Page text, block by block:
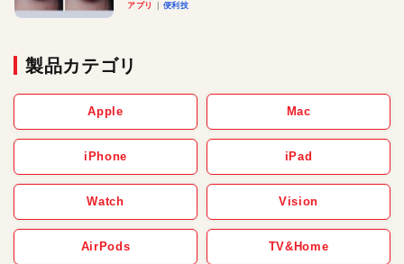
アプリ 便利技
製品カテゴリ
Apple Mac
iPhone iPad
Watch Vision
AirPods TV&Home